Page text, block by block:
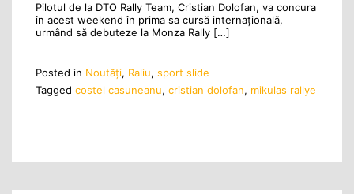
Pilotul de la DTO Rally Team, Cristian Dolofan, va concura
în acest weekend în prima sa cursă internațională,
urmând să debuteze la Monza Rally […]
Posted in Noutăţi, Raliu, sport slide
Tagged costel casuneanu, cristian dolofan, mikulas rallye